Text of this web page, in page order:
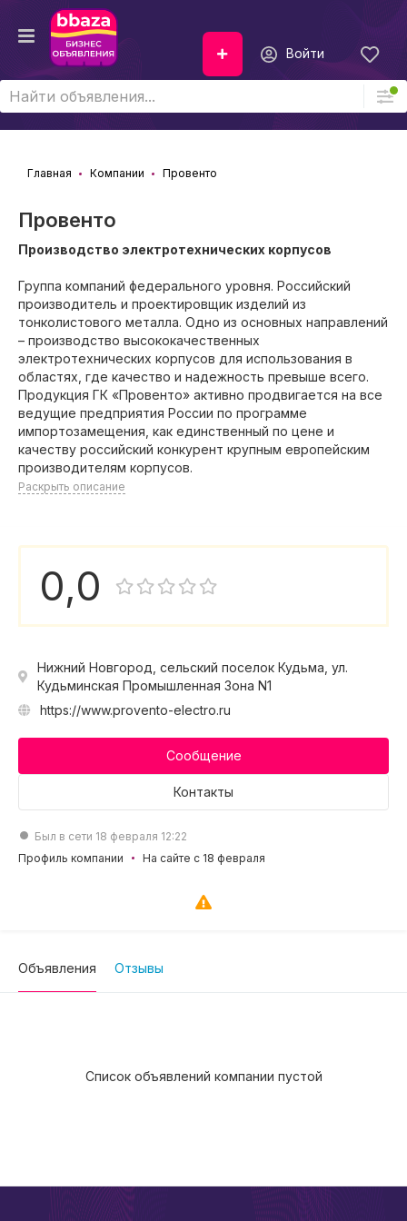
Войти
Главная Компании Провенто
Провенто
Производство электротехнических корпусов
Группа компаний федерального уровня. Российский
производитель и проектировщик изделий из
тонколистового металла. Одно из основных направлений
– производство высококачественных
электротехнических корпусов для использования в
областях, где качество и надежность превыше всего.
Продукция ГК «Провенто» активно продвигается на все
ведущие предприятия России по программе
импортозамещения, как единственный по цене и
качеству российский конкурент крупным европейским
производителям корпусов.
Раскрыть описание
0,0
Нижний Новгород, сельский поселок Кудьма, ул.
Кудьминская Промышленная Зона N1
https://www.provento-electro.ru
Сообщение
Контакты
Был в сети 18 февраля 12:22
Профиль компании
На сайте с 18 февраля
Объявления Отзывы
Список объявлений компании пустой